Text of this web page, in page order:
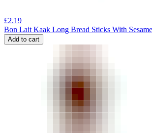
£2.19
Bon Lait Kaak Long Bread Sticks With
Add to cart